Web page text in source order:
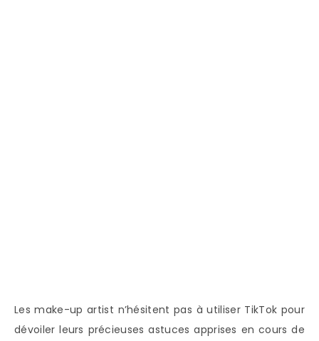
Les make-up artist n’hésitent pas à utiliser TikTok pour
dévoiler leurs précieuses astuces apprises en cours de